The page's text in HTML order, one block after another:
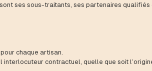
ses sous-traitants, ses partenaires qualifiés
chaque artisan.
interlocuteur contractuel, quelle que soit